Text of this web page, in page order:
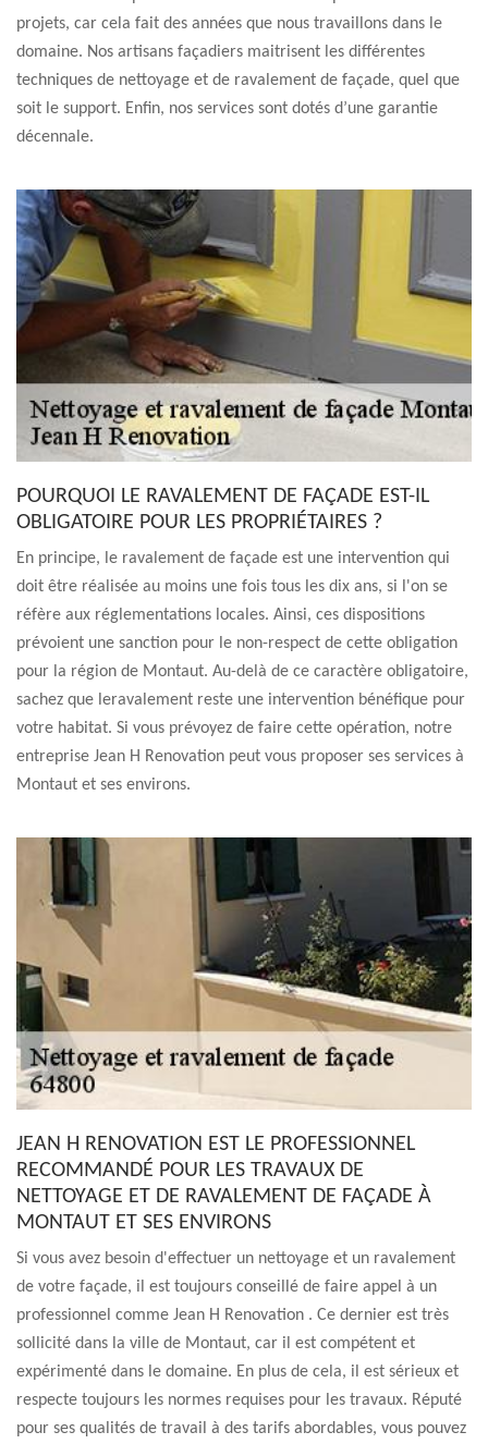
projets, car cela fait des années que nous travaillons dans le
domaine. Nos artisans façadiers maitrisent les différentes
techniques de nettoyage et de ravalement de façade, quel que
soit le support. Enfin, nos services sont dotés d’une garantie
décennale.
POURQUOI LE RAVALEMENT DE FAÇADE EST-IL
OBLIGATOIRE POUR LES PROPRIÉTAIRES ?
En principe, le ravalement de façade est une intervention qui
doit être réalisée au moins une fois tous les dix ans, si l'on se
réfère aux réglementations locales. Ainsi, ces dispositions
prévoient une sanction pour le non-respect de cette obligation
pour la région de Montaut. Au-delà de ce caractère obligatoire,
sachez que leravalement reste une intervention bénéfique pour
votre habitat. Si vous prévoyez de faire cette opération, notre
entreprise Jean H Renovation peut vous proposer ses services à
Montaut et ses environs.
JEAN H RENOVATION EST LE PROFESSIONNEL
RECOMMANDÉ POUR LES TRAVAUX DE
NETTOYAGE ET DE RAVALEMENT DE FAÇADE À
MONTAUT ET SES ENVIRONS
Si vous avez besoin d'effectuer un nettoyage et un ravalement
de votre façade, il est toujours conseillé de faire appel à un
professionnel comme Jean H Renovation . Ce dernier est très
sollicité dans la ville de Montaut, car il est compétent et
expérimenté dans le domaine. En plus de cela, il est sérieux et
respecte toujours les normes requises pour les travaux. Réputé
pour ses qualités de travail à des tarifs abordables, vous pouvez